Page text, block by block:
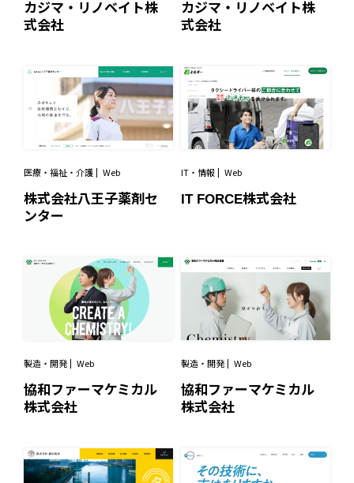
カジマ・リノベイト株
式会社
カジマ・リノベイト株
式会社
医療・福祉・介護 Web
株式会社八王子薬剤セ
ンター
IT・情報 Web
IT FORCE株式会社
製造・開発 Web
協和ファーマケミカル
株式会社
製造・開発 Web
協和ファーマケミカル
株式会社